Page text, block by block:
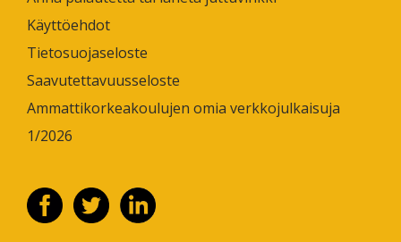
Käyttöehdot
Tietosuojaseloste
Saavutettavuusseloste
Ammattikorkeakoulujen omia verkkojulkaisuja
1/2026